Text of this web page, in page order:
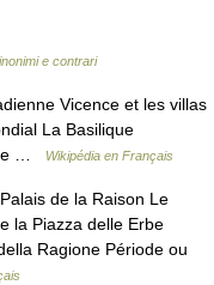
e contrari
Vicence et les villas
La Basilique
…
Wikipédia en Français
de la Raison Le
la Piazza delle Erbe
Ragione Période ou